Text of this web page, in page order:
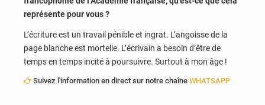
représente pour vous ?
L’écriture est un travail pénible et ingrat. L’angoisse de la
page blanche est mortelle. L’écrivain a besoin d’être de
temps en temps incité à poursuivre. Surtout à mon âge !
Suivez l'information en direct sur notre chaîne WHATSAPP